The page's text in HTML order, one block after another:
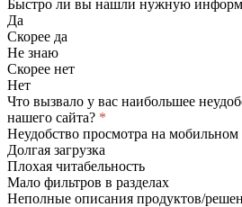
Быстро ли вы нашли нужную
Да
Скорее да
Не знаю
Скорее нет
Нет
Что вызвало у вас наибольшее
нашего сайта? *
Неудобство просмотра на мобильном
Долгая загрузка
Плохая читабельность
Мало фильтров в разделах
Неполные описания продуктов/